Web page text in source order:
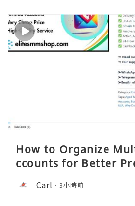
How to Organize
ccounts for Better
Carl 3小時前